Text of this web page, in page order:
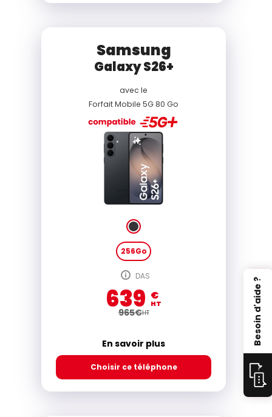
Besoin d'aide ?
Samsung
Galaxy S26+
avec le
Forfait Mobile 5G 80 Go
256Go
DAS
639 €
HT
965€HT
En savoir plus
Choisir ce téléphone